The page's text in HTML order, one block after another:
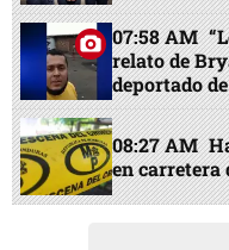
07:58 AM
relato de
deportado
08:27 AM
en carretera